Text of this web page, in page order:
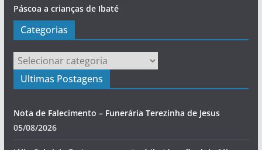
Páscoa a crianças de Ibaté
Categorias
Categorias
Ultimas Postagens
Nota de Falecimento – Funerária Terezinha de Jesus
05/08/2026